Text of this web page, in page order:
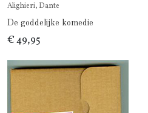
Alighieri, Dante
De goddelijke komedie
€ 49,95